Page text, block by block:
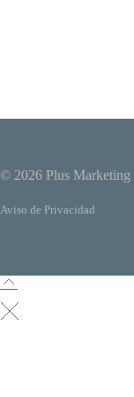
© 2026 Plus Marketing
Aviso de Privacidad